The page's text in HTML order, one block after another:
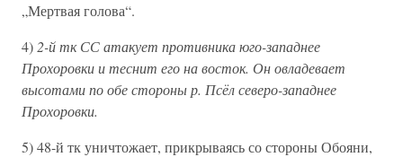
„Мертвая голова“.
4) 2-й тк СС атакует противника юго-западнее
Прохоровки и теснит его на восток. Он овладевает
высотами по обе стороны р. Псёл северо-западнее
Прохоровки.
5) 48-й тк уничтожает, прикрываясь со стороны Обояни,